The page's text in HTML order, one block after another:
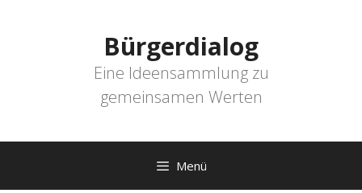
Bürgerdialog
Eine Ideensammlung zu
gemeinsamen Werten
Menü